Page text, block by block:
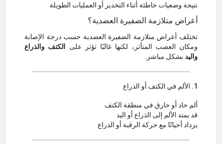
نتيجة وضعيات خاطئة أثناء التخدير أو العمليات الطويلة
أعراض متلازمة الضفيرة العضدية؟
تختلف أعراض متلازمة الضفيرة العضدية حسب درجة الإصابة
ومكان العصب المتأثر، لكنها غالبًا تؤثر على
الكتف والذراع
واليد بشكل مباشر.
1. الألم في الكتف أو الذراع
ألم حاد أو حارق في منطقة الكتف
قد يمتد الألم إلى الذراع أو اليد
يزداد أحيانًا مع حركة الرقبة أو الذراع